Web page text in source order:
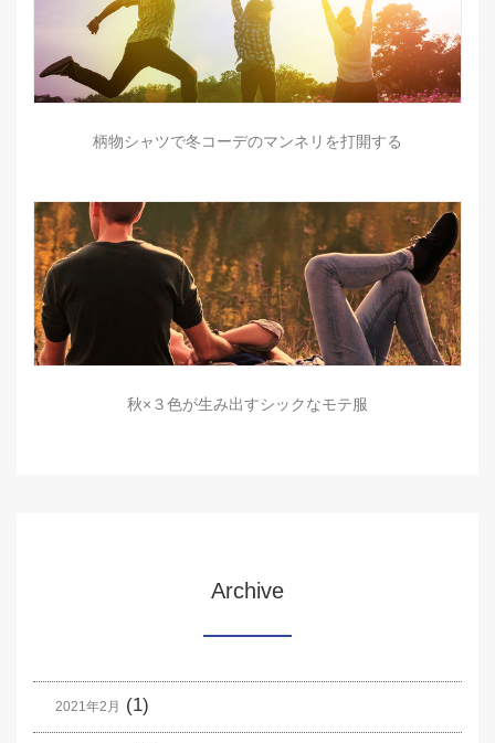
柄物シャツで冬コーデのマンネリを打開する
秋×３色が生み出すシックなモテ服
Archive
2021年2月 (1)